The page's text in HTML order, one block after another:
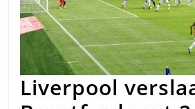
Liverpool